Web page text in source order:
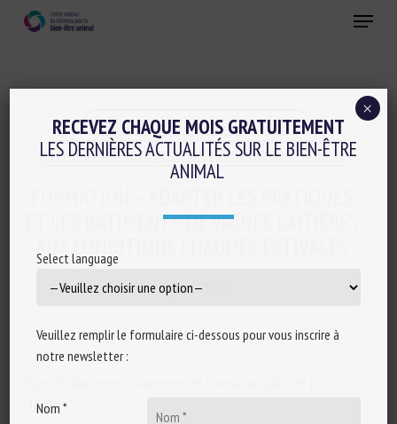
Menu
Colloques-séminaires-formations
Conduite d'élevage et relations humain-animal
ET LES BÂTIMENTS DE VACHES LAITIÈRES
AUX CONDITIONS CHAUDES ESTIVALES
18 juin 2026
Idele
RECEVEZ CHAQUE MOIS GRATUITEMENT
LES DERNIÈRES ACTUALITÉS SUR LE BIEN-ÊTRE
ANIMAL
Select language
Veuillez remplir le formulaire ci-dessous pour vous inscrire à
notre newsletter :
Nom *
×